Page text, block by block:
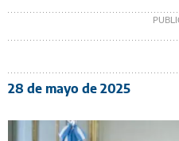
28 de mayo de 2025